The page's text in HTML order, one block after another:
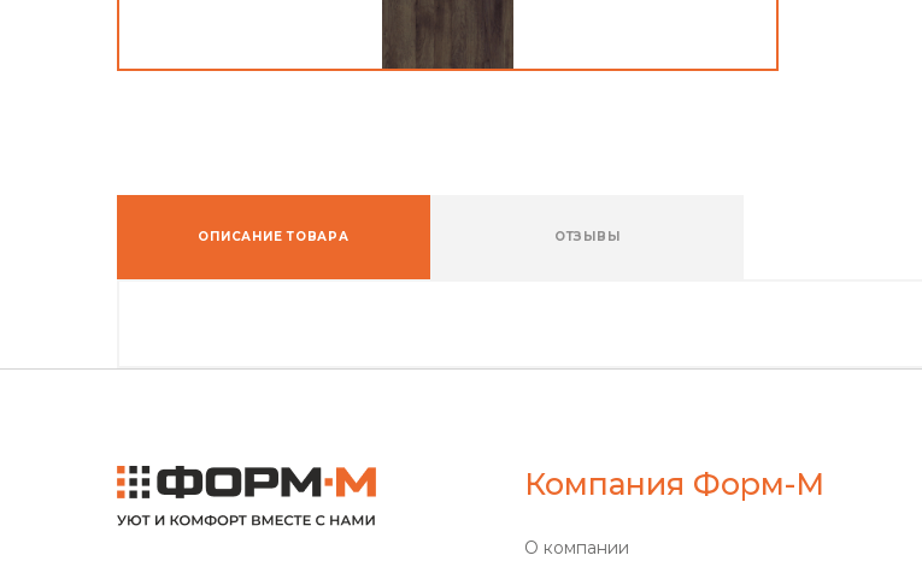
ОПИСАНИЕ ТОВАРА ОТЗЫВЫ
Компания Форм-М
О компании